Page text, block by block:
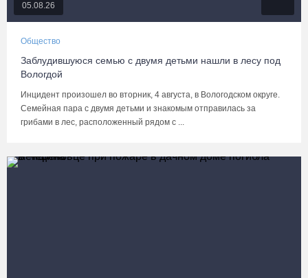
05.08.26
Общество
Заблудившуюся семью с двумя детьми нашли в лесу под
Вологдой
Инцидент произошел во вторник, 4 августа, в Вологодском округе.
Семейная пара с двумя детьми и знакомым отправилась за
грибами в лес, расположенный рядом с ...